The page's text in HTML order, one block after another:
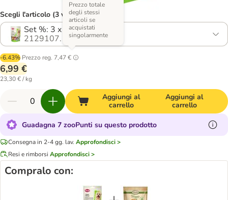
Scegli l'articolo (3 varianti)
Set %: 3 x 100 g
2129107.1
-6.43% Prezzo reg. 7,47 €
Prezzo totale
degli stessi
articoli se
acquistati
singolarmente
6,99 €
23,30 € / kg
Aggiungi al
carrello
Aggiungi al
carrello
Guadagna 7 zooPunti su questo prodotto
Consegna in 2-4 gg. lav. Approfondisci >
Resi e rimborsi Approfondisci >
Compralo con: